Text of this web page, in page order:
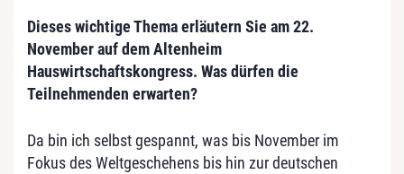
Dieses wichtige Thema erläutern Sie am 22.
November auf dem Altenheim
Hauswirtschaftskongress. Was dürfen die
Teilnehmenden erwarten?
Da bin ich selbst gespannt, was bis November im
Fokus des Weltgeschehens bis hin zur deutschen